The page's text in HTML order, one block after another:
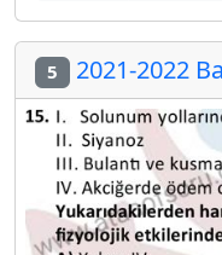
5 2021-2022